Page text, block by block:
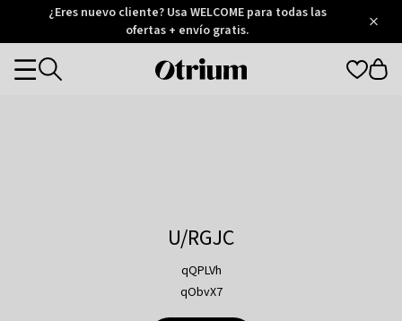
Otrium
Trustpilot
¿Eres nuevo cliente? Usa WELCOME para todas las
ofertas + envío gratis.
Otrium
Categories
U/RGJC
qQPLVh
qObvX7